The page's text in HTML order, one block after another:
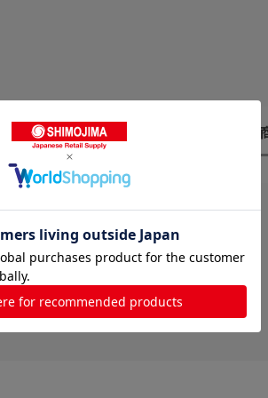
レビューはありません。